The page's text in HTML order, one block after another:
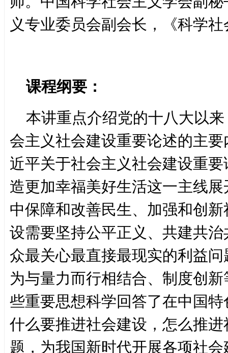
义专业委员会副会长，《科学
课程纲要：
本讲重点介绍党的十八大以
会主义社会建设重要论述的主
近平关于社会主义社会建设重
造更加幸福美好生活这一主线
中保障和改善民生、加强和创
设需要坚持公平正义、共建共
众最关心最直接最现实的利益
为与量力而行相结合、制度创
些重要思想科学回答了在中国
什么要推进社会建设，怎么推
题，为我国新时代开展各项社